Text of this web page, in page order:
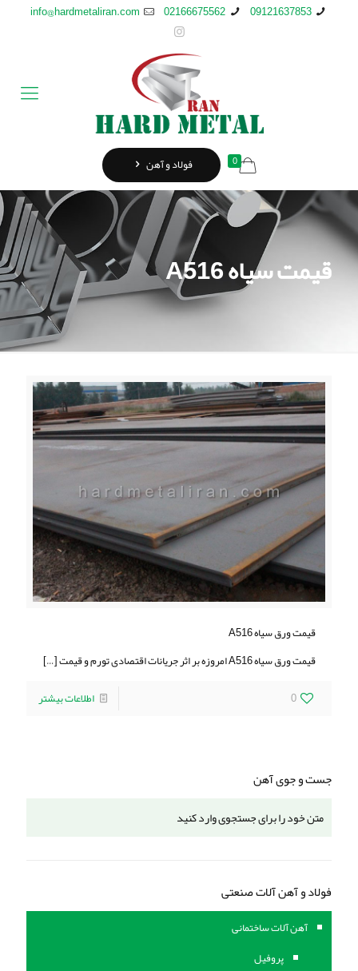
09121637853
02166675562
info@hardmetaliran.com
0 فولاد و آهن
قیمت سیاه A516
قیمت ورق سیاه A516
قیمت ورق سیاه A516 امروزه بر اثر جریانات اقتصادی تورم و قیمت
[…]
0
اطلاعات بیشتر
جست و جوی آهن
فولاد و آهن آلات صنعتی
آهن آلات ساختمانی
پروفیل